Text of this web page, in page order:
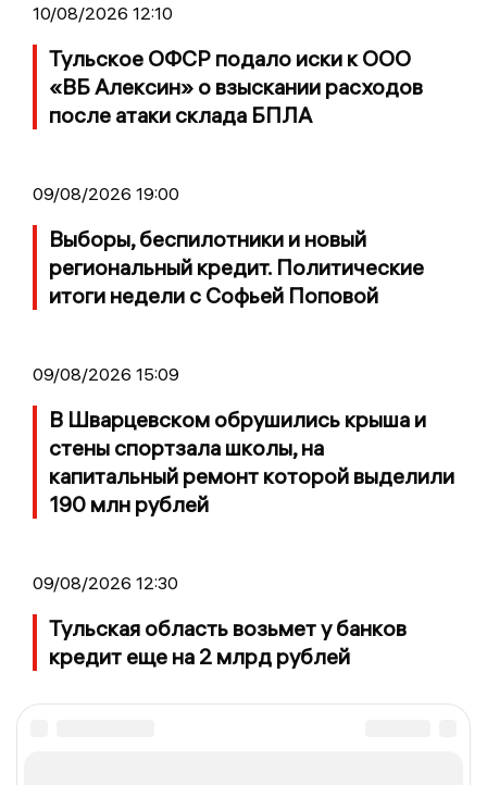
10/08/2026 12:10
Тульское ОФСР подало иски к ООО
«ВБ Алексин» о взыскании расходов
после атаки склада БПЛА
09/08/2026 19:00
Выборы, беспилотники и новый
региональный кредит. Политические
итоги недели с Софьей Поповой
09/08/2026 15:09
В Шварцевском обрушились крыша и
стены спортзала школы, на
капитальный ремонт которой выделили
190 млн рублей
09/08/2026 12:30
Тульская область возьмет у банков
кредит еще на 2 млрд рублей